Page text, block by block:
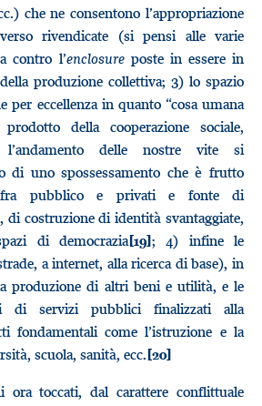
che ne consentono l’appropriazione
rivendicate (si pensi alle varie
contro l’enclosureposte in essere in
produzione collettiva; 3) lo spazio
per eccellenza in quanto “cosa umana
della cooperazione sociale,
delle nostre vite si
di uno spossessamento che è frutto
pubblico e privati e fonte di
di costruzione di identità svantaggiate,
di democrazia[19]; 4) infine le
a internet, alla ricerca di base), in
produzione di altri beni e utilità, e le
di servizi pubblici finalizzati alla
fondamentali come l’istruzione e la
scuola, sanità, ecc.[20]
toccati, dal carattere conflittuale